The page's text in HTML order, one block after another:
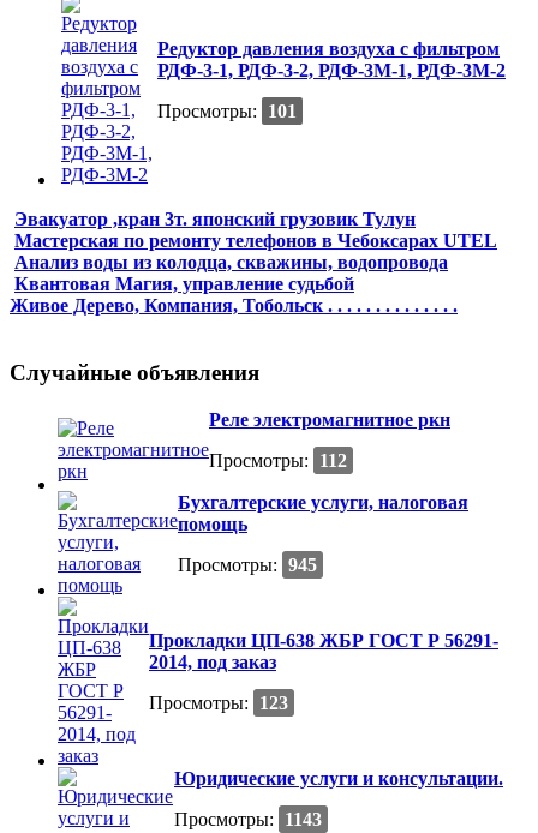
Редуктор давления воздуха с фильтром
РДФ-3-1, РДФ-3-2, РДФ-3М-1, РДФ-3М-2
Просмотры:
101
Эвакуатор ,кран 3т. японский грузовик Тулун
Мастерская по ремонту телефонов в Чебоксарах UTEL
Анализ воды из колодца, скважины, водопровода
Квантовая Магия, управление судьбой
Живое Дерево, Компания, Тобольск . . . . . . . . . . . . . .
Случайные объявления
Реле электромагнитное ркн
Просмотры:
112
Бухгалтерские услуги, налоговая
помощь
Просмотры: 945
Прокладки ЦП-638 ЖБР ГОСТ Р 56291-
2014, под заказ
Просмотры:
123
Юридические услуги и консультации.
Просмотры:
1143